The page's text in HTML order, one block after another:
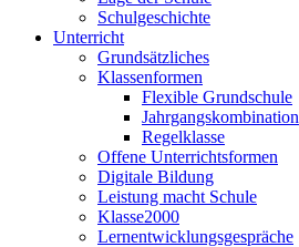
Schulgeschichte
Unterricht
Grundsätzliches
Klassenformen
Flexible Grundschule
Jahrgangskombination
Regelklasse
Offene Unterrichtsformen
Digitale Bildung
Leistung macht Schule
Klasse2000
Lernentwicklungsgespräche